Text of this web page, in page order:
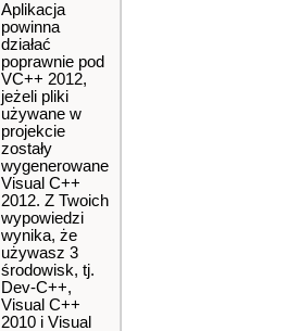
Aplikacja
powinna
działać
poprawnie pod
VC++ 2012,
jeżeli pliki
używane w
projekcie
zostały
wygenerowane
Visual C++
2012. Z Twoich
wypowiedzi
wynika, że
używasz 3
środowisk, tj.
Dev-C++,
Visual C++
2010 i Visual